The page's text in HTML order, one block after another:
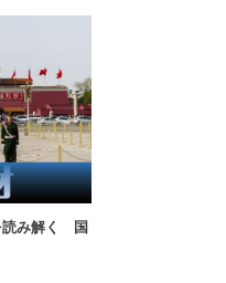
読み解く 国